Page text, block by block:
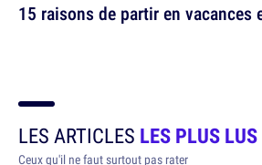
15 raisons de partir en vacances
LES ARTICLES LES PLUS LUS
Ceux qu'il ne faut surtout pas rater